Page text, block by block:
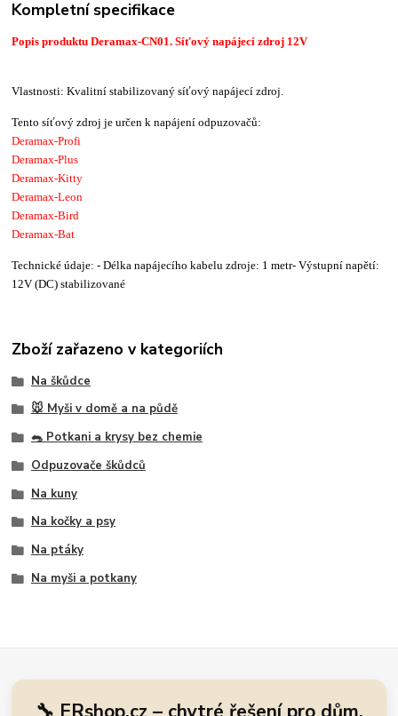
Kompletní specifikace
Popis produktu Deramax-CN01. Síťový napájecí zdroj 12V
Vlastnosti: Kvalitní stabilizovaný síťový napájecí zdroj.
Tento síťový zdroj je určen k napájení odpuzovačů:
Deramax-Profi
Deramax-Plus
Deramax-Kitty
Deramax-Leon
Deramax-Bird
Deramax-Bat
Technické údaje: - Délka napájecího kabelu zdroje: 1 metr- Výstupní napětí:
12V (DC) stabilizované
Zboží zařazeno v kategoriích
Na škůdce
🐭 Myši v domě a na půdě
🐀 Potkani a krysy bez chemie
Odpuzovače škůdců
Na kuny
Na kočky a psy
Na ptáky
Na myši a potkany